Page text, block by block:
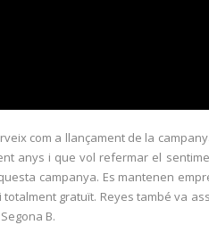
com a llançament de la
anys i que vol refermar el
campanya. Es mantenen
gratuït. Reyes també va
B.